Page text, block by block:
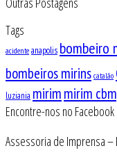
Tags
acidente anapolis bombeiro
bombeiros mirins catalão
luziania mirimmirim
Encontre-nos no Facebook
Assessoria de Imprensa –